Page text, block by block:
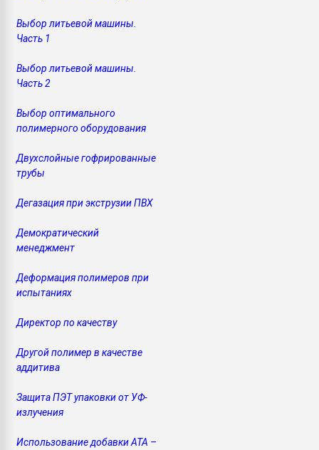
Выбор литьевой машины.
Часть 1
Выбор литьевой машины.
Часть 2
Выбор оптимального
полимерного оборудования
Двухслойные гофрированные
трубы
Дегазация при экструзии ПВХ
Демократический
менеджмент
Деформация полимеров при
испытаниях
Директор по качеству
Другой полимер в качестве
аддитива
Защита ПЭТ упаковки от УФ-
излучения
Использование добавки АТА –